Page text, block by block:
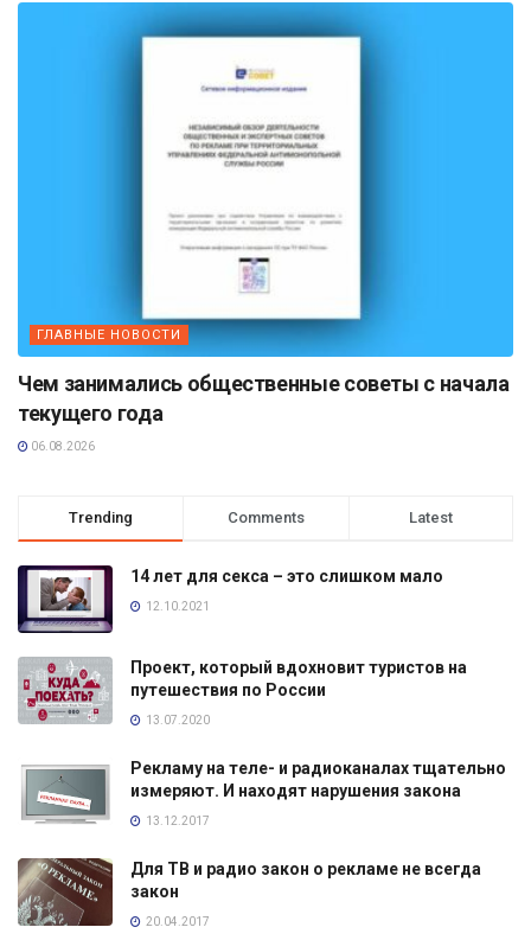
ГЛАВНЫЕ НОВОСТИ
Чем занимались общественные советы с начала
текущего года
06.08.2026
Trending Comments Latest
14 лет для секса – это слишком мало
12.10.2021
Проект, который вдохновит туристов на
путешествия по России
13.07.2020
Рекламу на теле- и радиоканалах тщательно
измеряют. И находят нарушения закона
13.12.2017
Для ТВ и радио закон о рекламе не всегда
закон
20.04.2017